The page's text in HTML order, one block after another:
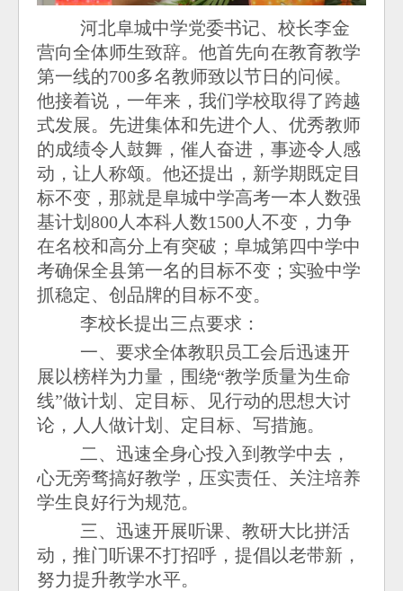
河北阜城中学党委书记、校长李金
营向全体师生致辞。他首先向在教育教学
第一线的700多名教师致以节日的问候。
他接着说，一年来，我们学校取得了跨越
式发展。先进集体和先进个人、优秀教师
的成绩令人鼓舞，催人奋进，事迹令人感
动，让人称颂。他还提出，新学期既定目
标不变，那就是阜城中学高考一本人数强
基计划800人本科人数1500人不变，力争
在名校和高分上有突破；阜城第四中学中
考确保全县第一名的目标不变；实验中学
抓稳定、创品牌的目标不变。
李校长提出三点要求：
一、要求全体教职员工会后迅速开
展以榜样为力量，围绕“教学质量为生命
线”做计划、定目标、见行动的思想大讨
论，人人做计划、定目标、写措施。
二、迅速全身心投入到教学中去，
心无旁骛搞好教学，压实责任、关注培养
学生良好行为规范。
三、迅速开展听课、教研大比拼活
动，推门听课不打招呼，提倡以老带新，
努力提升教学水平。